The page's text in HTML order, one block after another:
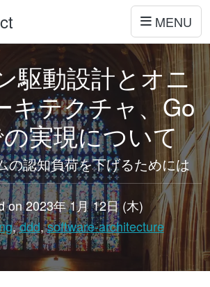
MENU
駆動設計とオニ
キテクチャ、Go
実現について
の認知負荷を下げるためには
on 2023年 1月 12日 (木)
,ddd,software-architecture